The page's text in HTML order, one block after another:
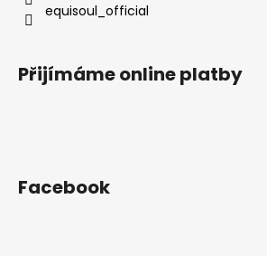
equisoul_official
Přijímáme online platby
Facebook